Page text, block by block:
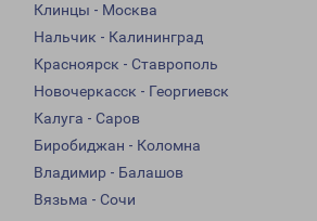
Клинцы - Москва
Нальчик - Калининград
Красноярск - Ставрополь
Новочеркасск - Георгиевск
Калуга - Саров
Биробиджан - Коломна
Владимир - Балашов
Вязьма - Сочи